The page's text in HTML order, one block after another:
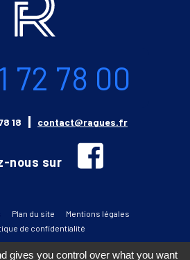
72 78 00
18 Emailcontact@ragues.fr
nous sur
facebook
Plan du site
Mentions légales
de confidentialité
gives you control over what you want